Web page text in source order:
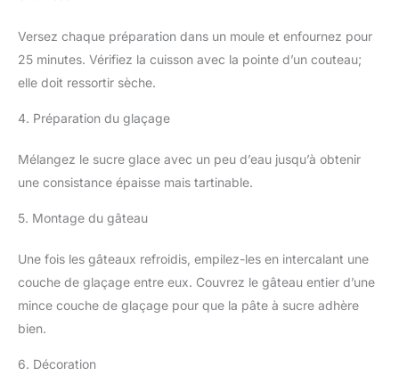
Versez chaque préparation dans un moule et enfournez pour
25 minutes. Vérifiez la cuisson avec la pointe d’un couteau;
elle doit ressortir sèche.
4. Préparation du glaçage
Mélangez le sucre glace avec un peu d’eau jusqu’à obtenir
une consistance épaisse mais tartinable.
5. Montage du gâteau
Une fois les gâteaux refroidis, empilez-les en intercalant une
couche de glaçage entre eux. Couvrez le gâteau entier d’une
mince couche de glaçage pour que la pâte à sucre adhère
bien.
6. Décoration